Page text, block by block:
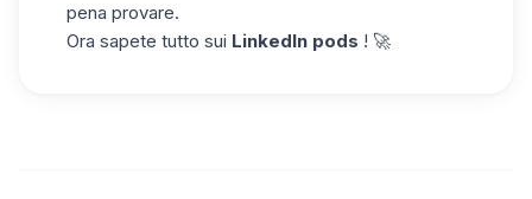
pena provare.
Ora sapete tutto sui LinkedIn pods ! 🚀